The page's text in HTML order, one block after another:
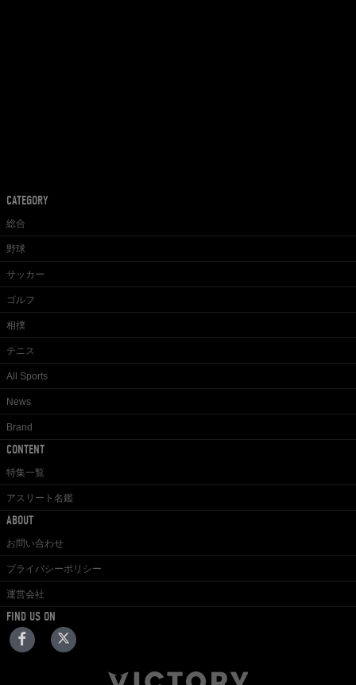
CATEGORY
総合
野球
サッカー
ゴルフ
相撲
テニス
All Sports
News
Brand
CONTENT
特集一覧
アスリート名鑑
ABOUT
お問い合わせ
プライバシーポリシー
運営会社
FIND US ON